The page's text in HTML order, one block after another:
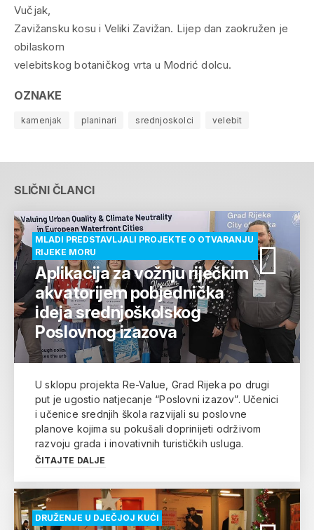
Vučjak,
Zavižansku kosu i Veliki Zavižan. Lijep dan zaokružen je
obilaskom
velebitskog botaničkog vrta u Modrić dolcu.
OZNAKE
kamenjak planinari srednjoskolci velebit
SLIČNI ČLANCI
MLADI PREDSTAVLJALI PROJEKTE O OTVARANJU
RIJEKE MORU
Aplikacija za vožnju riječkim
akvatorijem pobjednička
ideja srednjoškolskog
Poslovnog izazova
U sklopu projekta Re-Value, Grad Rijeka po drugi
put je ugostio natjecanje “Poslovni izazov”. Učenici
i učenice srednjih škola razvijali su poslovne
planove kojima su pokušali doprinijeti održivom
razvoju grada i inovativnih turističkih usluga.
ČITAJTE DALJE
DRUŽENJE U DJEČJOJ KUĆI